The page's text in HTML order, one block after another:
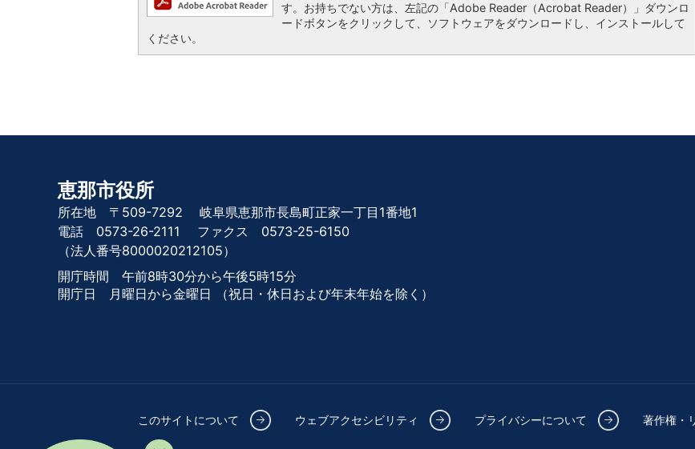
す。お持ちでない方は、左記の「Adobe Reader（Acrobat Reader）」ダウンロ
ードボタンをクリックして、ソフトウェアをダウンロードし、インストールして
ください。
恵那市役所
所在地 〒509-7292
岐阜県恵那市長島町正家一丁目1番地1
電話 0573-26-2111
ファクス 0573-25-6150
（法人番号8000020212105）
開庁時間 午前8時30分から午後5時15分
開庁日 月曜日から金曜日
（祝日・休日および年末年始を除く）
このサイトについて ウェブアクセシビリティ プライバシーについて 著作権・